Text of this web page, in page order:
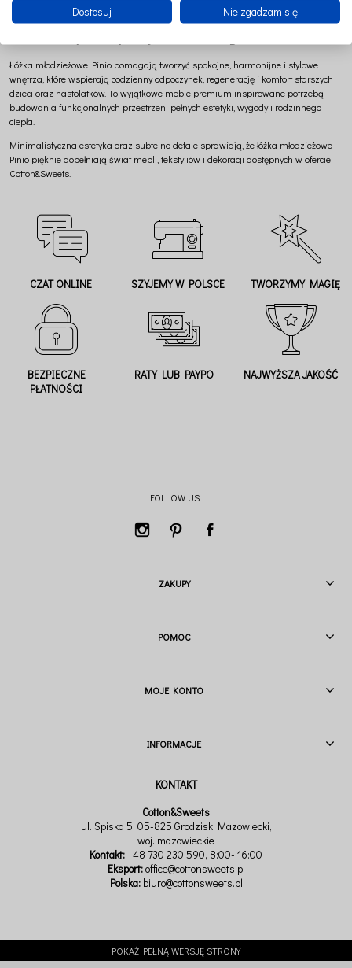
idealne do aranżacji z meblami i tekstyliami Cotton&Sweets.
Łóżka młodzieżowe Pinio pomagają tworzyć spokojne, harmonijne i stylowe
wnętrza, które wspierają codzienny odpoczynek, regenerację i komfort starszych
dzieci oraz nastolatków. To wyjątkowe meble premium inspirowane potrzebą
budowania funkcjonalnych przestrzeni pełnych estetyki, wygody i rodzinnego
ciepła.
Minimalistyczna estetyka oraz subtelne detale sprawiają, że łóżka młodzieżowe
Pinio pięknie dopełniają świat mebli, tekstyliów i dekoracji dostępnych w ofercie
Cotton&Sweets.
CZAT ONLINE SZYJEMY W POLSCE TWORZYMY MAGIĘ
BEZPIECZNE
PŁATNOŚCI
RATY LUB PAYPO NAJWYŻSZA JAKOŚĆ
FOLLOW US
ZAKUPY
POMOC
MOJE KONTO
INFORMACJE
Cotton&Sweets
ul. Spiska 5, 05-825 Grodzisk Mazowiecki,
woj. mazowieckie
Kontakt:+48 730 230 590, 8:00- 16:00
Eksport:office@cottonsweets.pl
Polska: biuro@cottonsweets.pl
POKAŻ PEŁNĄ WERSJĘ STRONY
Dostosuj Nie zgadzam się